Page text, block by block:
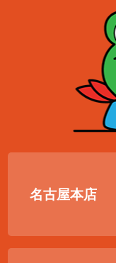
名古屋本店